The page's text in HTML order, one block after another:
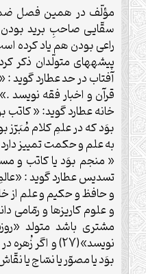
مؤلّف در همين فصل
سقّايى صاحبِ بريد
راعى بودن هم ياد كرده
پيشه‏هاى متولّدان ذكر
آفتاب در حد عطارد گويد :
خانه عطارد گويد: « كاتب
بوَد كه در علمِ كلام مُبَرّز
تسديس ‏عطارد گويد :
و حافظ و حكيم و علم از
مشترى باشد متولد
نويسد»(27) و
بوَد يا مصوّر يا نسّاج يا